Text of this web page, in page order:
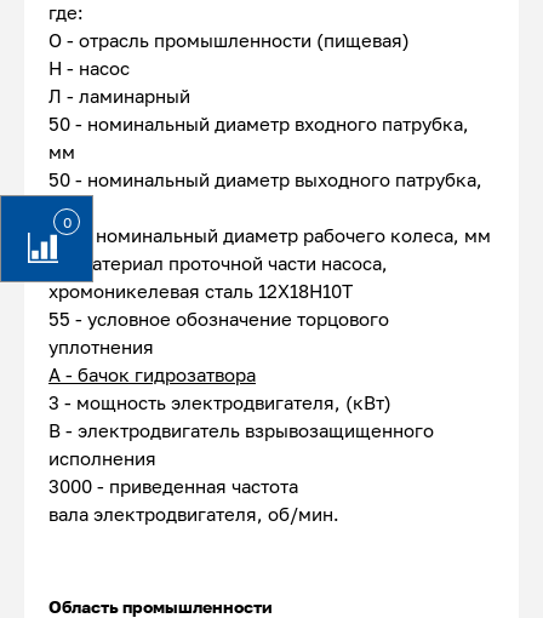
0
где:
О - отрасль промышленности (пищевая)
Н - насос
Л - ламинарный
50 - номинальный диаметр входного патрубка,
мм
50 - номинальный диаметр выходного патрубка,
мм
150 - номинальный диаметр рабочего колеса, мм
К - материал проточной части насоса,
хромоникелевая сталь 12Х18Н10Т
55 - условное обозначение торцового
уплотнения
А - бачок гидрозатвора
3 - мощность электродвигателя, (кВт)
В - электродвигатель взрывозащищенного
исполнения
3000 - приведенная частота
вала электродвигателя, об/мин.
Область промышленности